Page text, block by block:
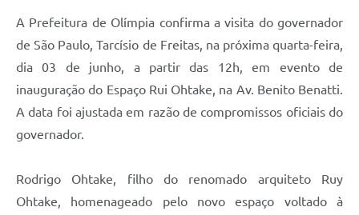
A Prefeitura de Olímpia confirma a visita do governador
de São Paulo, Tarcísio de Freitas, na próxima quarta-feira,
dia 03 de junho, a partir das 12h, em evento de
inauguração do Espaço Rui Ohtake, na Av. Benito Benatti.
A data foi ajustada em razão de compromissos oficiais do
governador.
Rodrigo Ohtake, filho do renomado arquiteto Ruy
Ohtake, homenageado pelo novo espaço voltado à